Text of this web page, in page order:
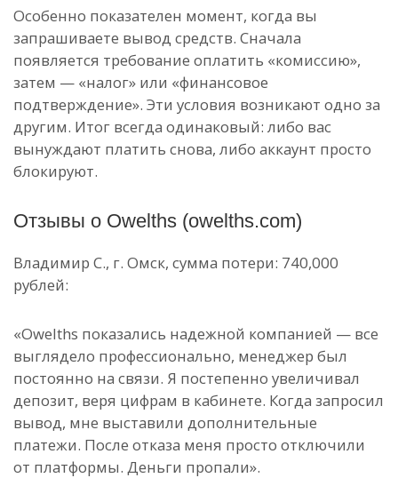
Особенно показателен момент, когда вы
запрашиваете вывод средств. Сначала
появляется требование оплатить «комиссию»,
затем — «налог» или «финансовое
подтверждение». Эти условия возникают одно за
другим. Итог всегда одинаковый: либо вас
вынуждают платить снова, либо аккаунт просто
блокируют.
Отзывы о Owelths (owelths.com)
Владимир С., г. Омск, сумма потери: 740,000
рублей:
«Owelths показались надежной компанией — все
выглядело профессионально, менеджер был
постоянно на связи. Я постепенно увеличивал
депозит, веря цифрам в кабинете. Когда запросил
вывод, мне выставили дополнительные
платежи. После отказа меня просто отключили
от платформы. Деньги пропали».